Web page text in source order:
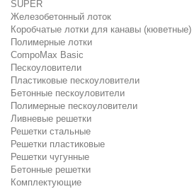
SUPER
Железобетонный лоток
Коробчатые лотки для канавы (кюветные)
Полимерные лотки
CompoMax Basic
Пескоуловители
Пластиковые пескоуловители
Бетонные пескоуловители
Полимерные пескоуловители
Ливневые решетки
Решетки стальные
Решетки пластиковые
Решетки чугунные
Бетонные решетки
Комплектующие